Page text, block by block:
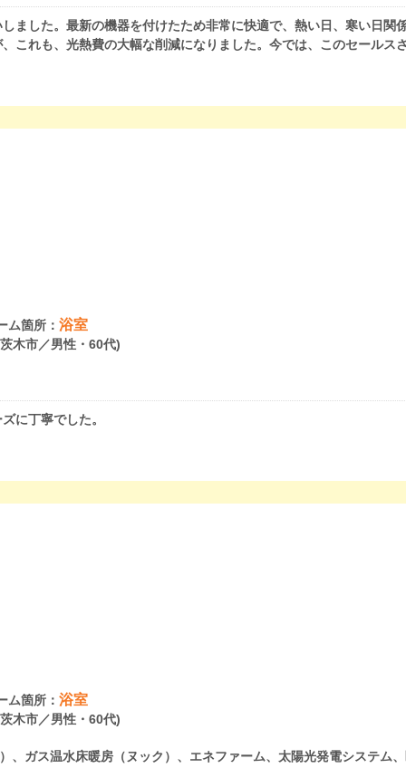
ました。最新の機器を付けたため非常に快適で、熱い日、寒い日関
これも、光熱費の大幅な削減になりました。今では、このセールス
ム箇所：浴室
木市／男性・60代)
に丁寧でした。
ム箇所：浴室
木市／男性・60代)
、ガス温水床暖房（ヌック）、エネファーム、太陽光発電システム